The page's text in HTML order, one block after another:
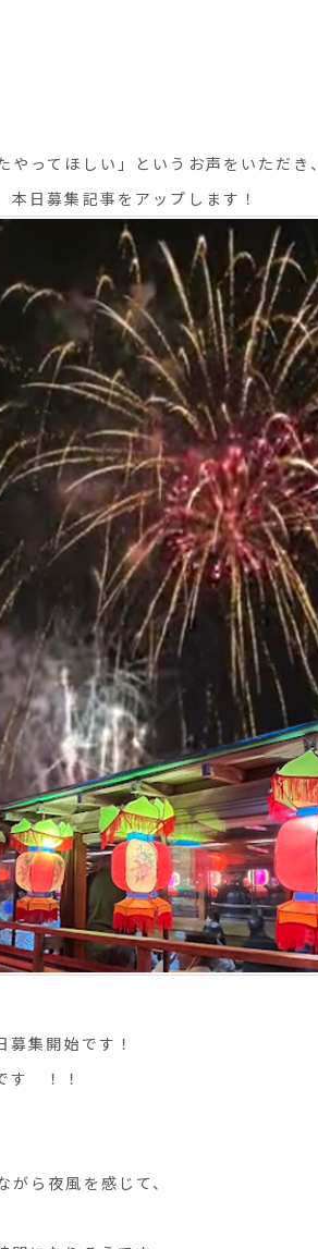
ってほしい」というお声をいただき、
日募集記事をアップします！
募集開始です！
す ！！
ら夜風を感じて、